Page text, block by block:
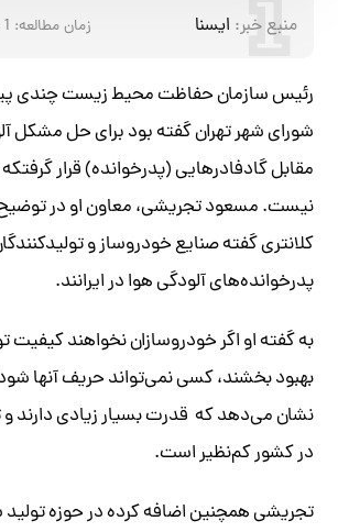
منبع خبر: ایسنا زمان مطالعه: 1
رئیس سازمان حفاظت محیط زیست چندی
شورای شهر تهران گفته بود برای حل مشکل
مقابل گادفادرهایی (پدرخوانده‌) قرار
نیست. مسعود تجریشی، معاون او در
کلانتری گفته صنایع خودروساز و
پدرخوانده‌های آلودگی هوا در ایرانند.
به گفته او اگر خودروسازان نخواهند کیفیت
بهبود بخشند، کسی نمی‌تواند حریف آنها
نشان می‌دهد که قدرت بسیار زیادی دارند و
در کشور کم‌نظیر است.
تجریشی همچنین اضافه کرده در حوزه